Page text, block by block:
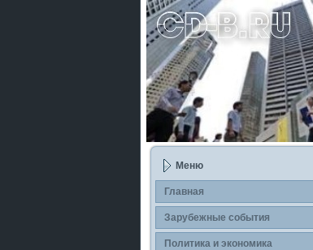
Меню
Главная
Зарубежные сοбытия
Политика и экономика